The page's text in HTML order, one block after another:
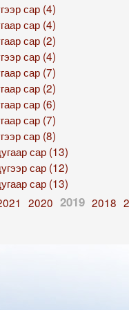
сар (4)
сар (4)
сар (2)
сар (4)
сар (7)
сар (2)
сар (6)
сар (7)
сар (8)
сар (13)
сар (12)
сар (13)
2020 2019 2018